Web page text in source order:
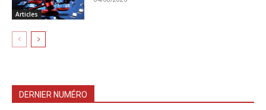
Articles
DERNIER NUMÉRO